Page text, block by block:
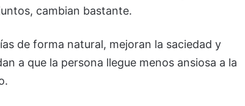
cambian bastante.
de forma natural, mejoran la saciedad y
a que la persona llegue menos ansiosa a la